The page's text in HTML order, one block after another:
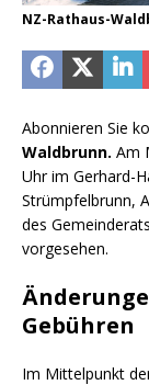
NZ-Rathaus-
Abonnieren Sie
Waldbrunn. Am
Uhr im Gerhard-
Strümpfelbrunn,
des
vorgesehen.
Gebühren
Im Mittelpunkt